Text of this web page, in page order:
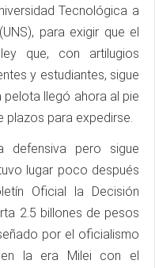
Tecnológica a
para exigir que el
que, con artilugios
y estudiantes, sigue
pelota llegó ahora al pie
plazos para expedirse.
defensiva pero sigue
lugar poco después
Oficial la Decisión
2.5 billones de pesos
por el oficialismo
la era Milei con el